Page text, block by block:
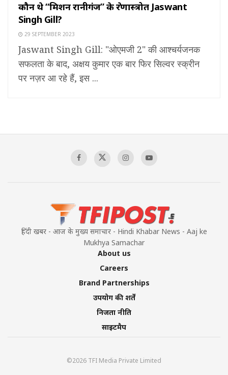
कौन थे “मिशन रानीगंज” के प्रेरणास्त्रोत Jaswant
Singh Gill?
29 SEPTEMBER 2023
Jaswant Singh Gill: "ओएमजी 2" की आश्चर्यजनक
सफलता के बाद, अक्षय कुमार एक बार फिर सिल्वर स्क्रीन
पर नज़र आ रहे हैं, इस ...
हिंदी खबर - आज के मुख्य समाचार - Hindi Khabar News - Aaj ke
Mukhya Samachar
About us
Careers
Brand Partnerships
उपयोग की शर्तें
निजता नीति
साइटमैप
©2026 TFI Media Private Limited